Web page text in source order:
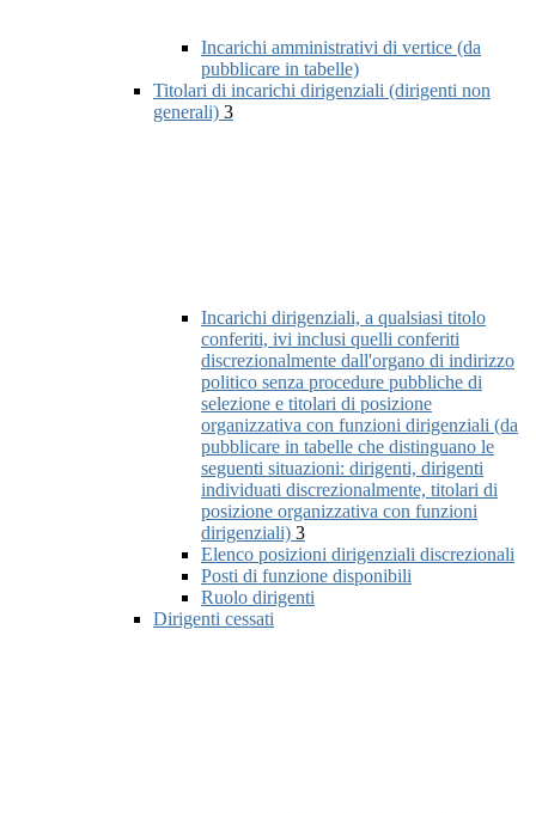
Incarichi amministrativi di vertice (da
pubblicare in tabelle)
Titolari di incarichi dirigenziali (dirigenti non
generali) 3
Incarichi dirigenziali, a qualsiasi titolo
conferiti, ivi inclusi quelli conferiti
discrezionalmente dall'organo di indirizzo
politico senza procedure pubbliche di
selezione e titolari di posizione
organizzativa con funzioni dirigenziali (da
pubblicare in tabelle che distinguano le
seguenti situazioni: dirigenti, dirigenti
individuati discrezionalmente, titolari di
posizione organizzativa con funzioni
dirigenziali) 3
Elenco posizioni dirigenziali discrezionali
Posti di funzione disponibili
Ruolo dirigenti
Dirigenti cessati